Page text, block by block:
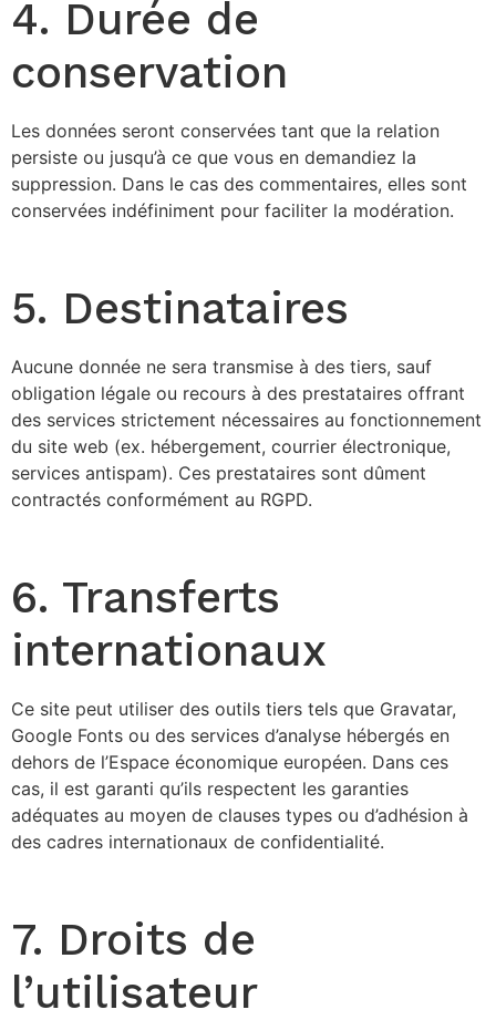
4. Durée de
conservation
Les données seront conservées tant que la relation
persiste ou jusqu’à ce que vous en demandiez la
suppression. Dans le cas des commentaires, elles sont
conservées indéfiniment pour faciliter la modération.
5. Destinataires
Aucune donnée ne sera transmise à des tiers, sauf
obligation légale ou recours à des prestataires offrant
des services strictement nécessaires au fonctionnement
du site web (ex. hébergement, courrier électronique,
services antispam). Ces prestataires sont dûment
contractés conformément au RGPD.
6. Transferts
internationaux
Ce site peut utiliser des outils tiers tels que Gravatar,
Google Fonts ou des services d’analyse hébergés en
dehors de l’Espace économique européen. Dans ces
cas, il est garanti qu’ils respectent les garanties
adéquates au moyen de clauses types ou d’adhésion à
des cadres internationaux de confidentialité.
7. Droits de
l’utilisateur